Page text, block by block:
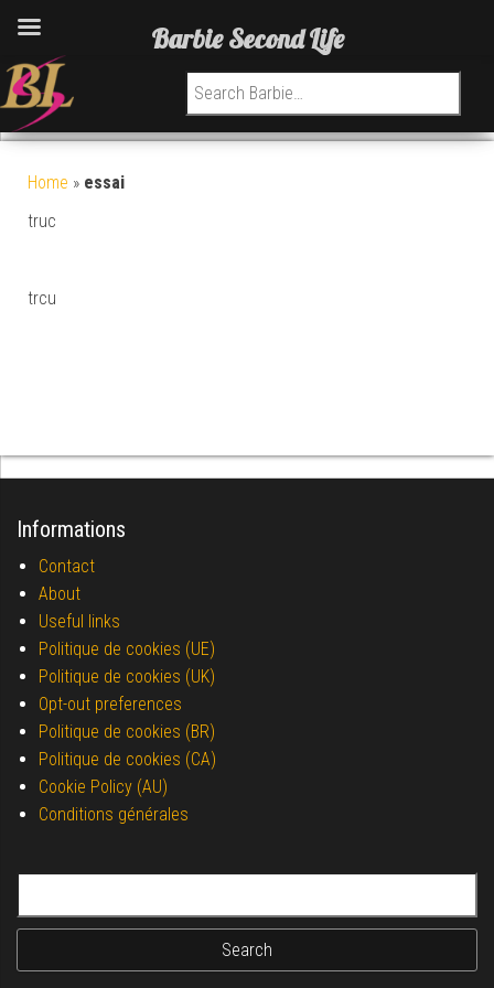
Search for:
Home » essai
truc
trcu
Informations
Contact
About
Useful links
Politique de cookies (UE)
Politique de cookies (UK)
Opt-out preferences
Politique de cookies (BR)
Politique de cookies (CA)
Cookie Policy (AU)
Conditions générales
Barbie Second Life